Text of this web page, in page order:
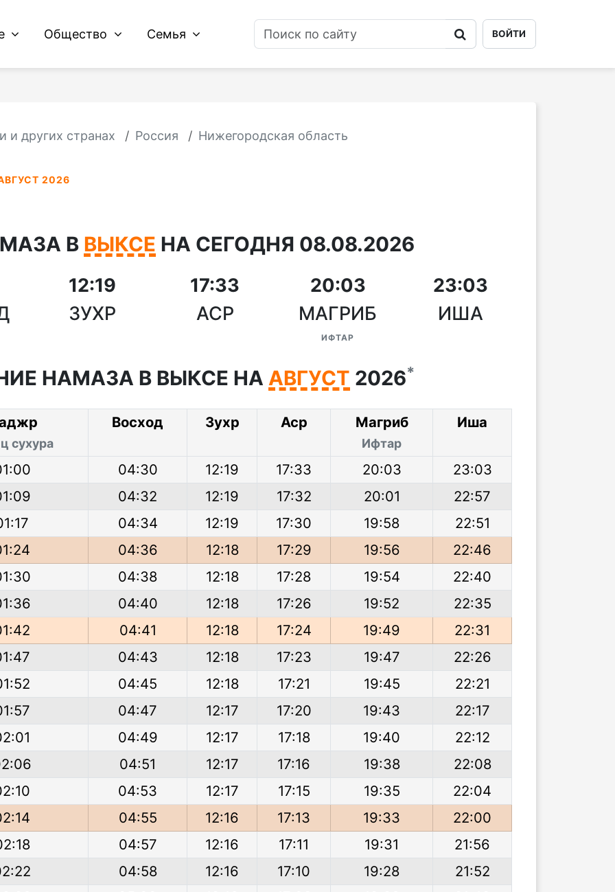
Общество Семья ВОЙТИ
и других странах Россия Нижегородская область
2026
В ВЫКСЕ НА СЕГОДНЯ 08.08.2026
12:19
ЗУХР
17:33
АСР
20:03
МАГРИБ
ИФТАР
23:03
ИША
НАМАЗА В ВЫКСЕ НА АВГУСТ 2026*
сухура
Восход Зухр Аср Магриб
Ифтар
Иша
04:30 12:19 17:33 20:03
23:03
04:32 12:19 17:32 20:01
22:57
04:34 12:19 17:30 19:58
22:51
04:36 12:18 17:29 19:56
22:46
04:38 12:18 17:28 19:54
22:40
04:40 12:18 17:26 19:52
22:35
04:41 12:18 17:24 19:49
22:31
04:43 12:18 17:23 19:47
22:26
04:45 12:18 17:21 19:45
22:21
04:47 12:17 17:20 19:43
22:17
04:49 12:17 17:18 19:40
22:12
04:51 12:17 17:16 19:38
22:08
04:53 12:17 17:15 19:35
22:04
04:55 12:16 17:13 19:33
22:00
04:57 12:16 17:11 19:31
21:56
04:58 12:16 17:10 19:28
21:52